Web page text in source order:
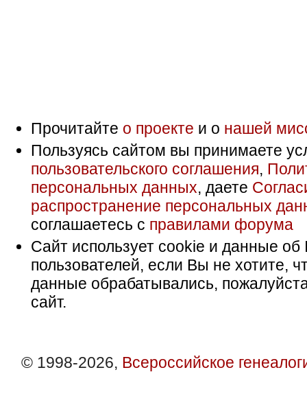
Прочитайте о проекте и о нашей
Пользуясь сайтом вы принимаете
пользовательского соглашения,
персональных данных, даете
распространение персональных
соглашаетесь с правилами форума
Сайт использует cookie и данные об
пользователей, если Вы не хотите,
данные обрабатывались,
сайт.
© 1998-2026, Всероссийское